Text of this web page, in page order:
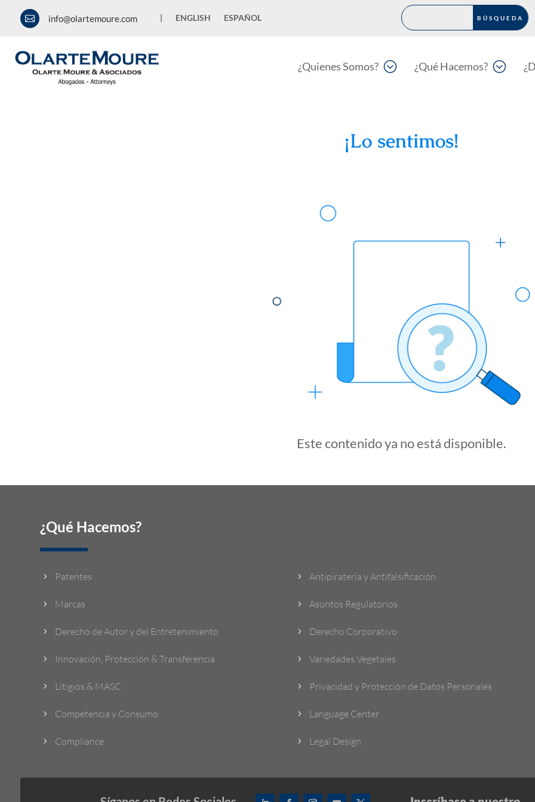
 info@olartemoure.com | ENGLISH ESPAÑOL
;
¿Quienes Somos? ;
¿Qué Hacemos?
¡Lo sentimos!
Este contenido ya no está disponible.
¿Qué Hacemos?
5 Patentes
5 Marcas
5 Derecho de Autor y del Entretenimiento
5 Innovación, Protección & Transferencia
5 Litigios & MASC
5 Competencia y Consumo
5 Compliance
5 Antipiratería y Antifalsificación
5 Asuntos Regulatorios
5 Derecho Corporativo
5 Variedades Vegetales
5 Privacidad y Protección de Datos Personales
5 Language Center
5 Legal Design